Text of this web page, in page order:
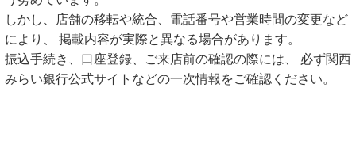
しかし、店舗の移転や統合、電話番号や営業時間の変更など
により、 掲載内容が実際と異なる場合があります。
振込手続き、口座登録、ご来店前の確認の際には、 必ず関西
みらい銀行公式サイトなどの一次情報をご確認ください。